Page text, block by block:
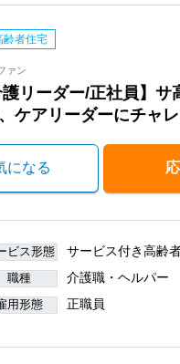
齢者住宅
ァン
護リーダー/正社員】
ケアリーダーにチャ
になる
ビス形態 サービス付き高齢
職種 介護職・ヘルパー
用形態 正職員